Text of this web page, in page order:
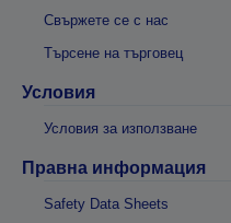
Свържете се с нас
Търсене на търговец
Условия
Условия за използване
Правна информация
Safety Data Sheets